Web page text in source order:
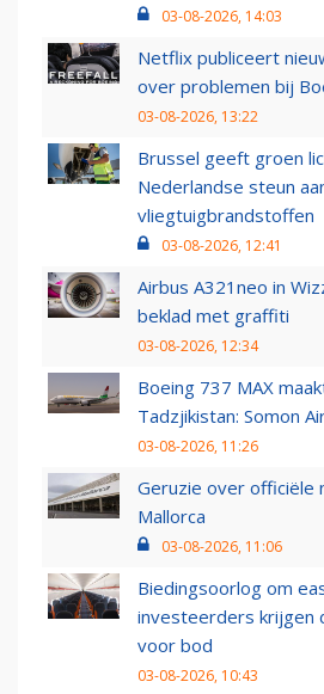
03-08-2026, 14:03
Netflix publiceert
over problemen bij
03-08-2026, 13:22
Brussel geeft groen
Nederlandse steun
vliegtuigbrandstoffen
03-08-2026, 12:41
Airbus A321neo in
beklad met graffiti
03-08-2026, 12:34
Boeing 737 MAX
Tadzjikistan: Somon
03-08-2026, 11:26
Geruzie over officiële
Mallorca
03-08-2026, 11:06
Biedingsoorlog om
investeerders krijgen
voor bod
03-08-2026, 10:43